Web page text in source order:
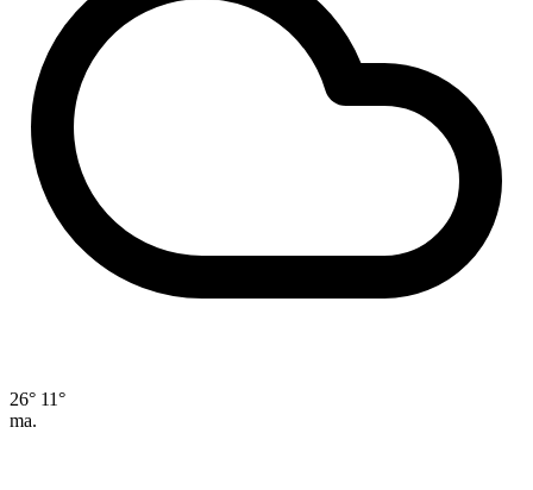
26° 11°
ma.